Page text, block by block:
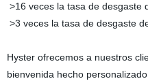
>16 veces la tasa de desgaste
>3 veces la tasa de desgaste
Hyster ofrecemos a nuestros
bienvenida hecho